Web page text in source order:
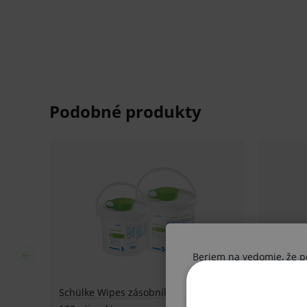
Pred použitím zdravotníckej pomôcky a
Klinická účinnosť zdravotníckej pomôcky a
nemusí byť zaručená, lepšia alebo rovnocenná
zdravotníckej pomôcky a diagnostickej
V prípade porušenia zapečateného obalu tohto
Beriem na vedomie, že
Ak nie ste odborník,